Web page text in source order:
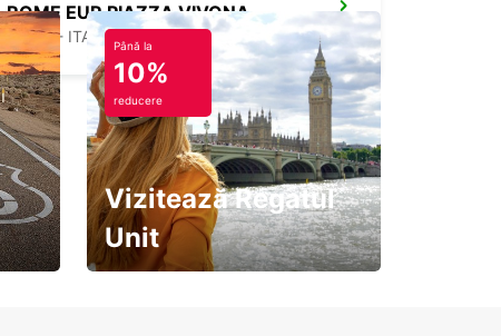
ROME EUR PIAZZA VIVONA
ROMA - ITALY Până la
10%
reducere
Vizitează Regatul
Unit